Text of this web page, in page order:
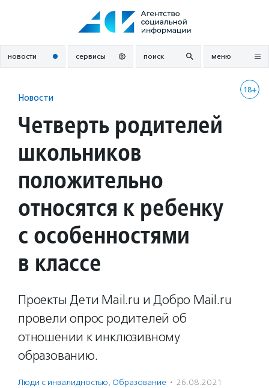
новости сервисы поиск меню
18+
Новости
Четверть родителей
школьников
положительно
относятся к ребенку
с особенностями
в классе
Проекты Дети Mail.ru и Добро Mail.ru
провели опрос родителей об
отношении к инклюзивному
образованию.
Люди с инвалидностью, Образование · 26.08.2021